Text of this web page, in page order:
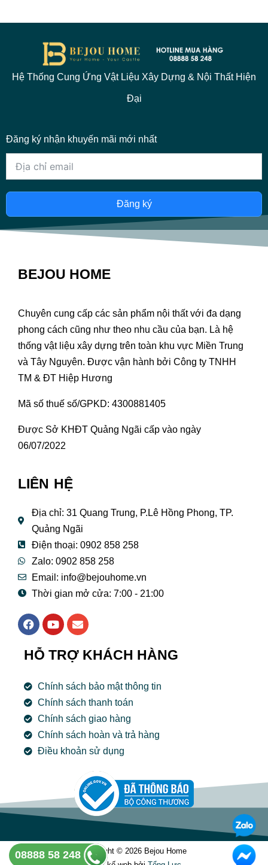
Hệ Thống Cung Ứng Vật Liệu Xây Dựng & Nội Thất Hiện
Đại
Đăng ký nhận khuyến mãi mới nhất
Đăng ký
BEJOU HOME
Chuyên cung cấp các sản phẩm nội thất với đa dạng
phong cách cũng như theo nhu cầu của bạn. Là hệ
thống vật liệu xây dựng trên toàn khu vực Miền Trung
và Tây Nguyên. Được vận hành bởi Công ty TNHH
TM & ĐT Hiệp Hương
Mã số thuế số/GPKD: 4300881405
Được Sở KHĐT Quảng Ngãi cấp vào ngày
06/07/2022
LIÊN HỆ
Địa chỉ: 31 Quang Trung, P.Lê Hồng Phong, TP.
Quảng Ngãi
Điện thoại: 0902 858 258
Zalo: 0902 858 258
Email: info@bejouhome.vn
Thời gian mở cửa: 7:00 - 21:00
F
a
e
b
o
k
Y
o
t
u
e
E
n
e
l
p
e
HỖ TRỢ KHÁCH HÀNG
Chính sách bảo mật thông tin
Chính sách thanh toán
Chính sách giao hàng
Chính sách hoàn và trả hàng
Điều khoản sử dụng
Copyright © 2026 Bejou Home
08888 58 248